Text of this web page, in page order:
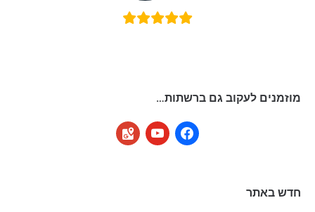
מוזמנים לעקוב גם ברשתות…
facebook
youtube
google-
maps
חדש באתר